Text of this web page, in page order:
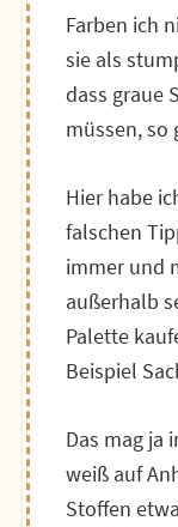
Farben ich
sie als
dass graue
müssen, so
Hier habe
falschen
immer und
außerhalb
Palette
Beispiel
Das mag ja
weiß auf
Stoffen